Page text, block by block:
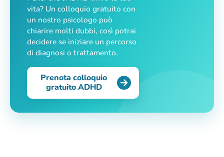
vita? Un colloquio gratuito con
un nostro psicologo può
chiarire molti dubbi, così potrai
decidere se iniziare un percorso
di diagnosi o trattamento.
Prenota colloquio
gratuito ADHD